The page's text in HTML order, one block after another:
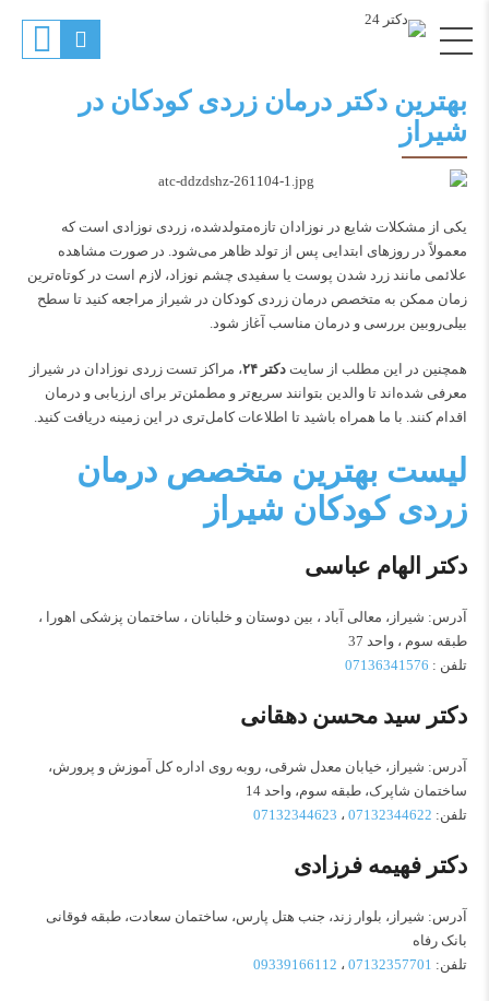
بهترین دکتر درمان زردی کودکان در
شیراز
یکی از مشکلات شایع در نوزادان تازه‌متولدشده، زردی نوزادی است که
معمولاً در روزهای ابتدایی پس از تولد ظاهر می‌شود. در صورت مشاهده
علائمی مانند زرد شدن پوست یا سفیدی چشم نوزاد، لازم است در کوتاه‌ترین
زمان ممکن به متخصص درمان زردی کودکان در شیراز مراجعه کنید تا سطح
بیلی‌روبین بررسی و درمان مناسب آغاز شود.
همچنین در این مطلب از سایت دکتر ۲۴
، مراکز تست زردی نوزادان در شیراز
معرفی شده‌اند تا والدین بتوانند سریع‌تر و مطمئن‌تر برای ارزیابی و درمان
اقدام کنند. با ما همراه باشید تا اطلاعات کامل‌تری در این زمینه دریافت کنید.
لیست بهترین متخصص درمان
زردی کودکان شیراز
دکتر الهام عباسی
آدرس: شیراز، معالی آباد ، بین دوستان و خلبانان ، ساختمان پزشکی اهورا ،
طبقه سوم ، واحد 37
تلفن : 07136341576
دکتر سید محسن دهقانی
آدرس: شیراز، خیابان معدل شرقی، روبه روی اداره کل آموزش و پرورش،
ساختمان شاپرک، طبقه سوم، واحد 14
تلفن: 07132344622 ، 07132344623
دکتر فهیمه فرزادی
آدرس: شیراز، بلوار زند، جنب هتل پارس، ساختمان سعادت، طبقه فوقانی
بانک رفاه
تلفن: 07132357701 ، 09339166112